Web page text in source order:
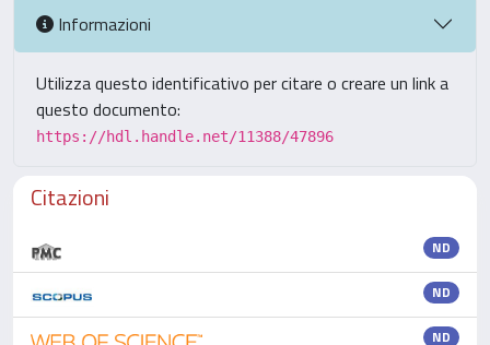
Informazioni
Utilizza questo identificativo per citare o creare un link a
questo documento:
https://hdl.handle.net/11388/47896
Citazioni
ND
ND
ND